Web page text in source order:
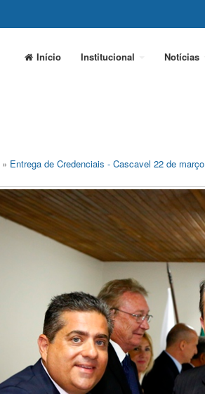
Início Institucional Notícias
» Entrega de Credenciais - Cascavel 22 de março